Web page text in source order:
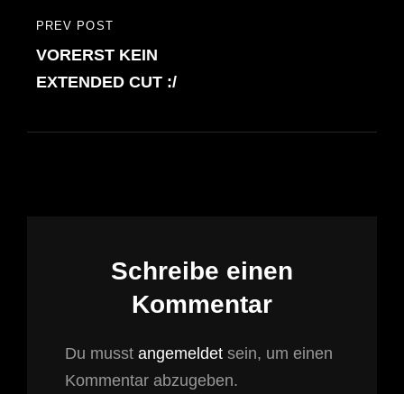
PREVIOUS
POST
PREV POST
VORERST KEIN
EXTENDED CUT :/
Schreibe einen
Kommentar
Du musst angemeldet sein, um einen
Kommentar abzugeben.